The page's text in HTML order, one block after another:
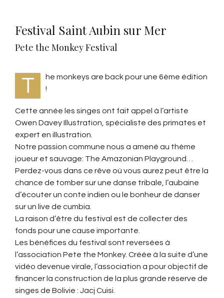
Festival Saint Aubin sur Mer
Pete the Monkey Festival
T
he monkeys are back pour une 6ème édition
!
Cette année les singes ont fait appel à l’artiste
Owen Davey Illustration, spécialiste des primates et
expert en illustration.
Notre passion commune nous a amené au thème
joueur et sauvage: The Amazonian Playground…
Perdez-vous dans ce rêve où vous aurez peut être la
chance de tomber sur une danse tribale, l’aubaine
d’écouter un conte indien ou le bonheur de danser
sur un live de cumbia.
La raison d’être du festival est de collecter des
fonds pour une cause importante.
Les bénéfices du festival sont reversées à
l’association Pete the Monkey. Créée à la suite d’une
vidéo devenue virale, l’association a pour objectif de
financer la construction de la plus grande réserve de
singes de Bolivie : Jacj Cuisi.